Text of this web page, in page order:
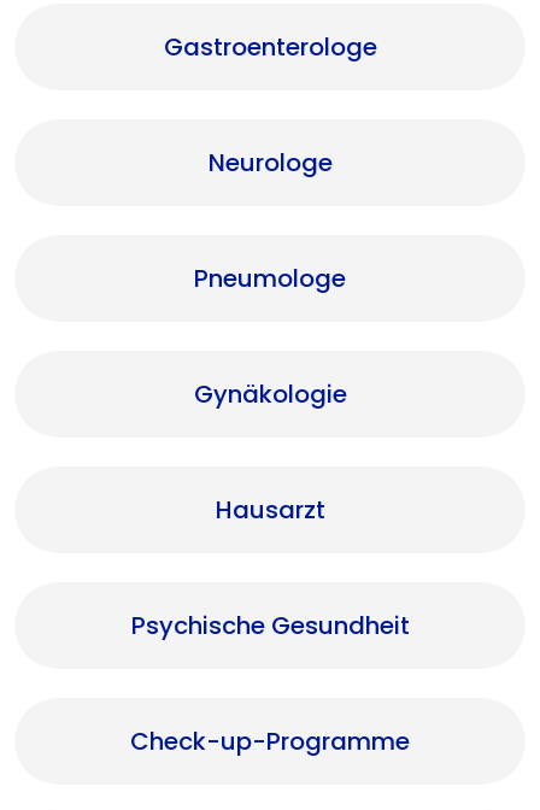
Gastroenterologe
Neurologe
Pneumologe
Gynäkologie
Hausarzt
Psychische Gesundheit
Check-up-Programme